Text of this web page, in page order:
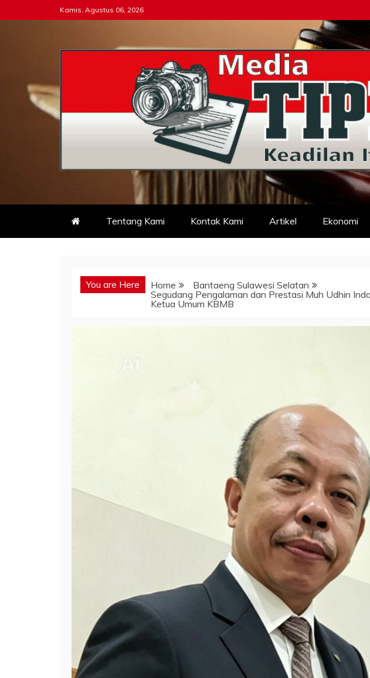
to
Kamis, Agustus 06, 2026
Tipikor-ri-online.my.id
Keadilan Itu Wajib Bersih
Tentang Kami Kontak Kami Artikel Ekonomi
You are Here Home
Bantaeng Sulawesi Selatan
Segudang Pengalaman dan Prestasi Muh Udhin
Ketua Umum KBMB